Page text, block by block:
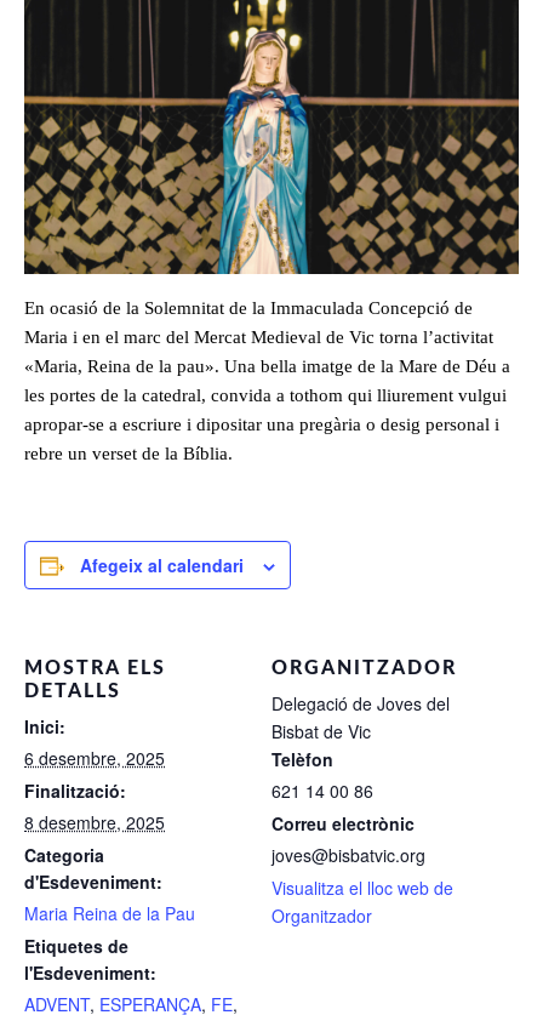
En ocasió de la Solemnitat de la Immaculada Concepció de
Maria i en el marc del Mercat Medieval de Vic torna l’activitat
«Maria, Reina de la pau». Una bella imatge de la Mare de Déu a
les portes de la catedral, convida a tothom qui lliurement vulgui
apropar-se a escriure i dipositar una pregària o desig personal i
rebre un verset de la Bíblia.
Afegeix al calendari
MOSTRA ELS
DETALLS
Inici:
6 desembre, 2025
Finalització:
8 desembre, 2025
Categoria
d'Esdeveniment:
Maria Reina de la Pau
Etiquetes de
l'Esdeveniment:
ADVENT, ESPERANÇA, FE,
ORGANITZADOR
Delegació de Joves del
Bisbat de Vic
Telèfon
621 14 00 86
Correu electrònic
joves@bisbatvic.org
Visualitza el lloc web de
Organitzador